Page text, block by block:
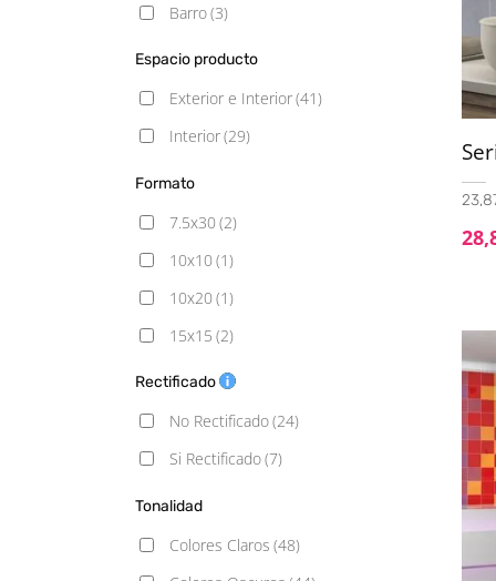
Barro(3)
Blancos
Cemento
Decorado
Moderno
Monocolor (11)
Piedra (12)
Rústico
Terracota(1)
Espacio producto
Exterior e Interior(41)
Interior(29)
Formato
7.5x30 (2)
10x10 (1)
10x20 (1)
15x15 (2)
15x17 Hexagonal
(5)
18x122 (6)
Rectificado
No Rectificado(24)
Si Rectificado(7)
Tonalidad
Colores Claros (48)